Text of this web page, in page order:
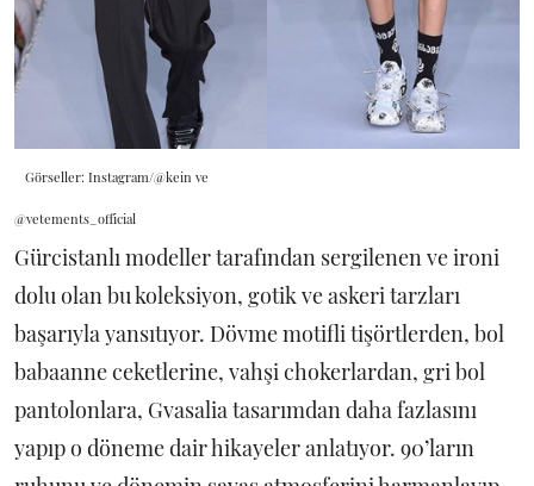
Görseller: Instagram/@kein ve
@vetements_official
Gürcistanlı modeller tarafından sergilenen ve ironi
dolu olan bu koleksiyon, gotik ve askeri tarzları
başarıyla yansıtıyor. Dövme motifli tişörtlerden, bol
babaanne ceketlerine, vahşi chokerlardan, gri bol
pantolonlara, Gvasalia tasarımdan daha fazlasını
yapıp o döneme dair hikayeler anlatıyor. 90’ların